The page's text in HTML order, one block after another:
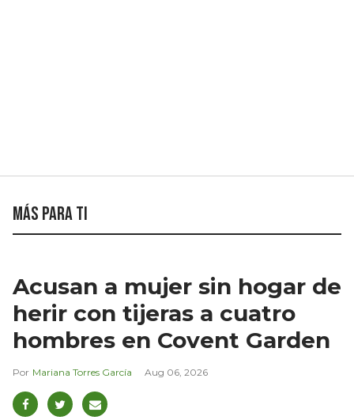
Más para ti
Acusan a mujer sin hogar de
herir con tijeras a cuatro
hombres en Covent Garden
Mariana Torres García Aug 06, 2026